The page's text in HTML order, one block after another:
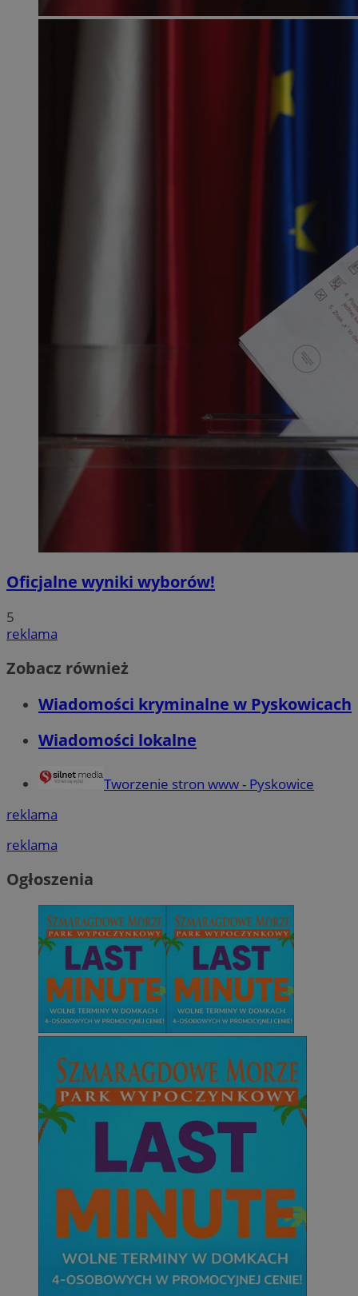
Oficjalne wyniki wyborów!
5
reklama
Zobacz również
Wiadomości kryminalne w Pyskowicach
Wiadomości lokalne
Tworzenie stron www - Pyskowice
reklama
reklama
Ogłoszenia